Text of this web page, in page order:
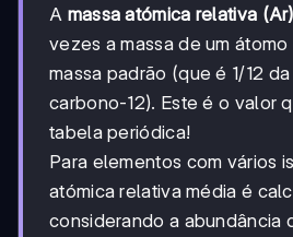
A massa atómica relativa (Ar)
vezes a massa de um
massa padrão (que é 1/12
carbono-12). Este é o valor
tabela periódica!
Para elementos com vários
atómica relativa média é
considerando a abundância